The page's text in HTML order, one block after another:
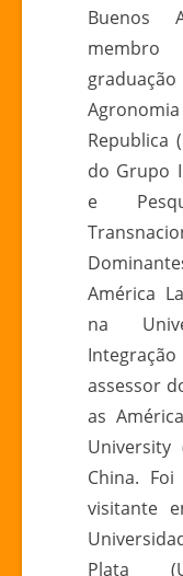
Buenos
Republica
do Grupo
e
América
na
assessor
as
University
China.
visitante
Plata